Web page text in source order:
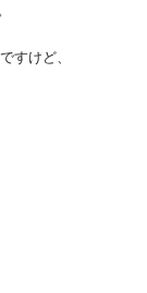
すけど、